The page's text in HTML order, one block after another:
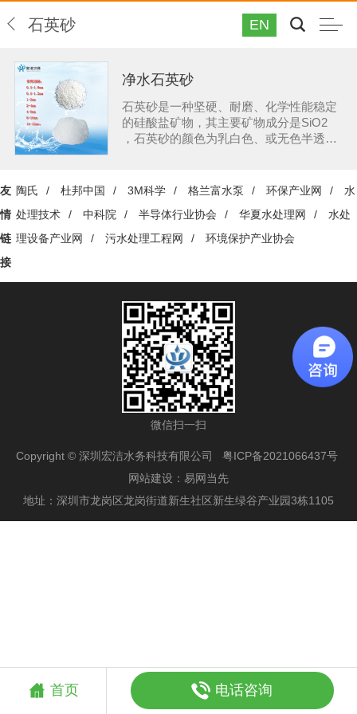
石英砂 EN
净水石英砂
石英砂是一种坚硬、耐磨、化学性能稳定
的硅酸盐矿物，其主要矿物成分是SiO2
，石英砂的颜色为乳白色、或无色半透明
目为1.6~1.8），20-200目为1.5，其化
不溶于酸，微溶于KOH溶液，熔点
1750℃。
友
情
链
接
陶氏 / 杜邦中国 / 3M科学 / 格兰富水泵 / 环保产业网 /
水
处理技术
/ 中科院 / 半导体行业协会 / 华夏水处理网 /
水处
理设备产业网
/ 污水处理工程网 / 环境保护产业协会
Copyright © 深圳宏洁水务科技有限公司 粤ICP备2021066437号
网站建设 ： 易网当先
地址：深圳市龙岗区龙岗街道新生社区新生绿谷产业园3栋1105
微信扫一扫
首页 电话咨询